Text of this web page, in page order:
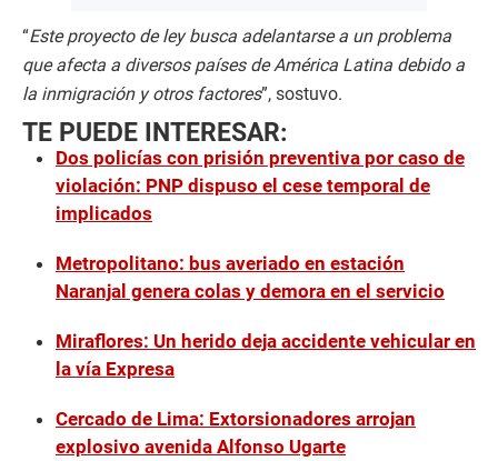
“Este proyecto de ley busca adelantarse a un problema
que afecta a diversos países de América Latina debido a
la inmigración y otros factores”, sostuvo.
TE PUEDE INTERESAR:
Dos policías con prisión preventiva por caso de
violación: PNP dispuso el cese temporal de
implicados
Metropolitano: bus averiado en estación
Naranjal genera colas y demora en el servicio
Miraflores: Un herido deja accidente vehicular en
la vía Expresa
Cercado de Lima: Extorsionadores arrojan
explosivo avenida Alfonso Ugarte